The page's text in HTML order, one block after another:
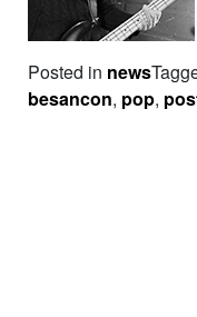
Posted in news
besancon, pop,